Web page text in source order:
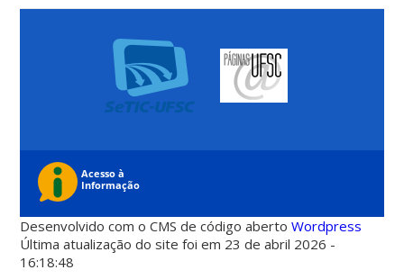
Desenvolvido com o CMS de código abertoWordpress
Última atualização do site foi em 23 de abril 2026 -
16:18:48